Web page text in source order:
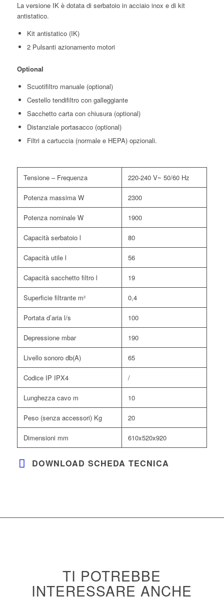
La versione IK è dotata di serbatoio in acciaio inox e di kit
antistatico.
Kit antistatico (IK)
2 Pulsanti azionamento motori
Optional
Scuotifiltro manuale (optional)
Cestello tendifiltro con galleggiante
Sacchetto carta con chiusura (optional)
Distanziale portasacco (optional)
Filtri a cartuccia (normale e HEPA) opzionali.
Tensione – Frequenza 220-240 V~ 50/60 Hz
Potenza massima W 2300
Potenza nominale W 1900
Capacità serbatoio l 80
Capacità utile l 56
Capacità sacchetto filtro l 19
Superficie filtrante m² 0,4
Portata d’aria l/s 100
Depressione mbar 190
Livello sonoro db(A) 65
Codice IP IPX4 /
Lunghezza cavo m 10
Peso (senza accessori) Kg 20
Dimensioni mm 610x520x920
DOWNLOAD SCHEDA TECNICA
TI POTREBBE
INTERESSARE ANCHE